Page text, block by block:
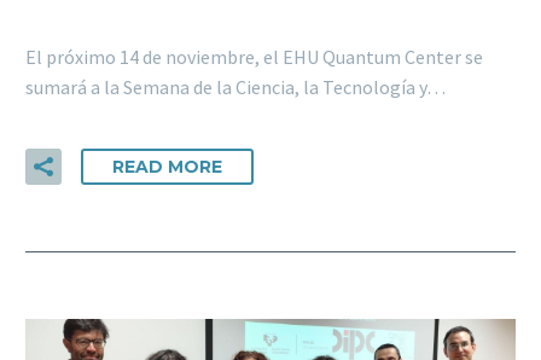
El próximo 14 de noviembre, el EHU Quantum Center se
sumará a la Semana de la Ciencia, la Tecnología y…
READ MORE